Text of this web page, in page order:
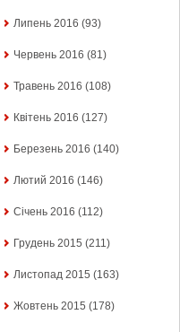
Липень 2016 (93)
Червень 2016 (81)
Травень 2016 (108)
Квітень 2016 (127)
Березень 2016 (140)
Лютий 2016 (146)
Січень 2016 (112)
Грудень 2015 (211)
Листопад 2015 (163)
Жовтень 2015 (178)